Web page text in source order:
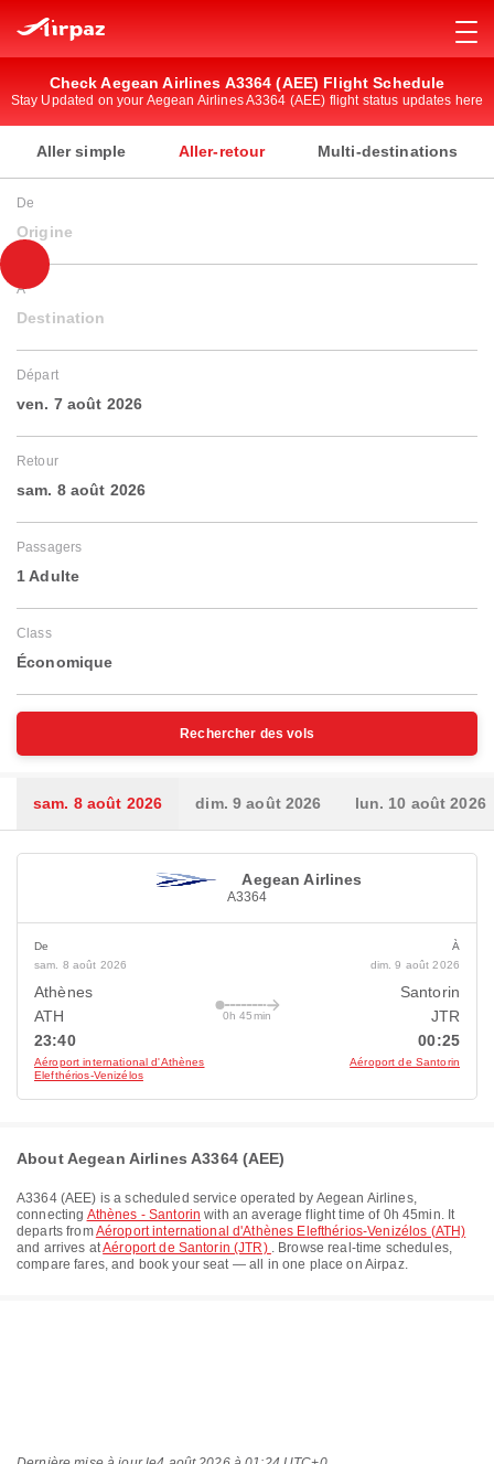
Check Aegean Airlines A3364 (AEE) Flight Schedule
Stay Updated on your Aegean Airlines A3364 (AEE) flight status updates here
Aller simple Aller-retour Multi-destinations
De
Origine
À
Destination
Départ
ven. 7 août 2026
Retour
sam. 8 août 2026
Passagers
1 Adulte
Class
Économique
Rechercher des vols
sam. 8 août 2026 dim. 9 août 2026 lun. 10 août 2026
Aegean Airlines
A3364
De
sam. 8 août 2026
Athènes
ATH
23:40
Aéroport international d'Athènes
Elefthérios-Venizélos
0h 45min
À
dim. 9 août 2026
Santorin
JTR
00:25
Aéroport de Santorin
About Aegean Airlines A3364 (AEE)
A3364(AEE) is a scheduled service operated by Aegean Airlines,
connecting Athènes - Santorin with an average flight time of 0h 45min. It
departs fromAéroport international d'Athènes Elefthérios-Venizélos (ATH)
and arrives atAéroport de Santorin (JTR) . Browse real-time schedules,
compare fares, and book your seat — all in one place on Airpaz.